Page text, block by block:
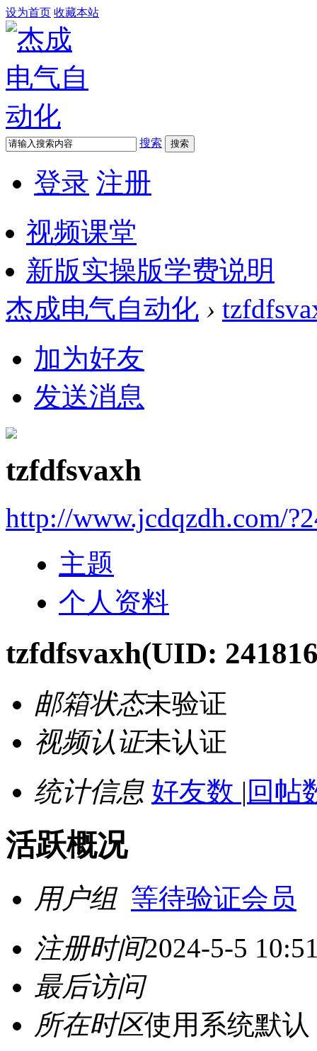
设为首页 收藏本站
搜索 搜索
登录 注册
视频课堂
新版实操版学费说明
杰成电气自动化 ›
加为好友
发送消息
tzfdfsvaxh
http://www.jcdqzdh.com/
主题
个人资料
tzfdfsvaxh(UID:
邮箱状态未验证
视频认证未认证
统计信息 好友数 | 回帖
活跃概况
用户组 等待验证会员
注册时间2024-5-5
最后访问
所在时区使用系统默认